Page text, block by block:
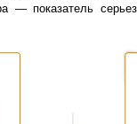
— показатель